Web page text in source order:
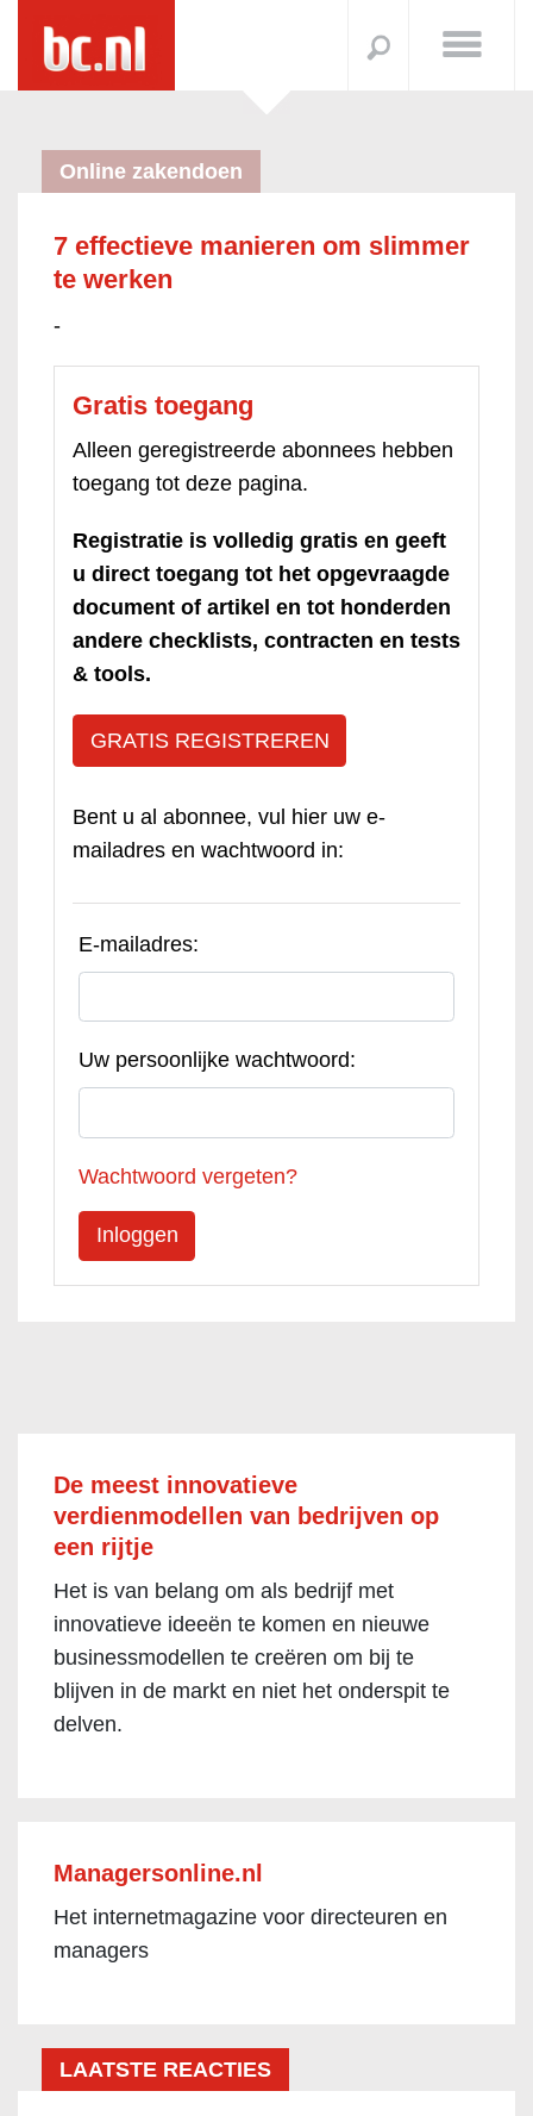
Online zakendoen
7 effectieve manieren om slimmer
te werken
-
Gratis toegang
Alleen geregistreerde abonnees hebben
toegang tot deze pagina.
Registratie is volledig gratis en geeft
u direct toegang tot het opgevraagde
document of artikel en tot honderden
andere checklists, contracten en tests
& tools.
GRATIS REGISTREREN
Bent u al abonnee, vul hier uw e-
mailadres en wachtwoord in:
E-mailadres:
Uw persoonlijke wachtwoord:
Wachtwoord vergeten?
De meest innovatieve
verdienmodellen van bedrijven op
een rijtje
Het is van belang om als bedrijf met
innovatieve ideeën te komen en nieuwe
businessmodellen te creëren om bij te
blijven in de markt en niet het onderspit te
delven.
Managersonline.nl
Het internetmagazine voor directeuren en
managers
LAATSTE REACTIES